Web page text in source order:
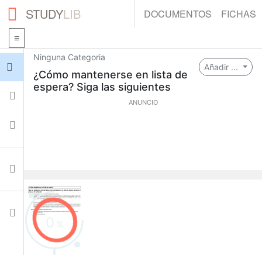
STUDYLIB DOCUMENTOS FICHAS
Fichas
Ajustes
Añadir ...
Ninguna Categoria
¿Cómo mantenerse en lista de
espera? Siga las siguientes
ANUNCIO